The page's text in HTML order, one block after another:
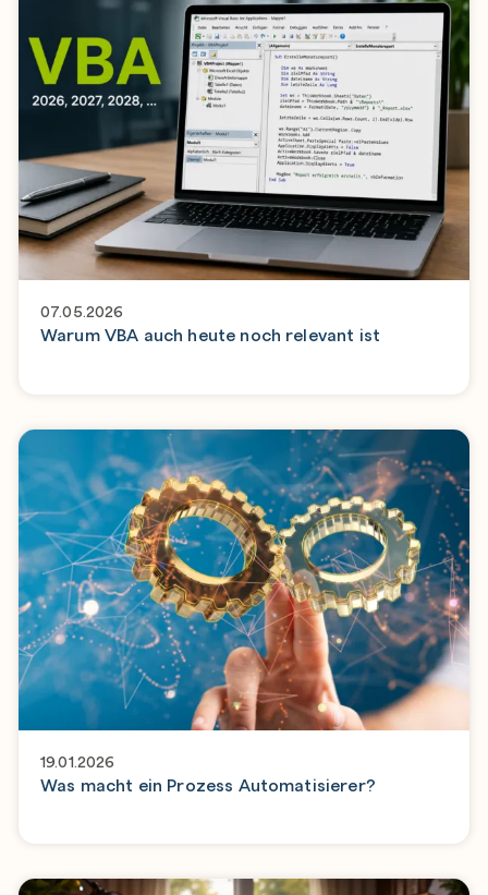
07.05.2026
Warum VBA auch heute noch relevant ist
19.01.2026
Was macht ein Prozess Automatisierer?